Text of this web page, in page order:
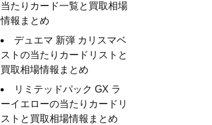
当たりカード一覧と買取相場
情報まとめ
デュエマ 新弾 カリスマベ
ストの当たりカードリストと
買取相場情報まとめ
リミテッドパック GX ラ
ーイエローの当たりカードリ
ストと買取相場情報まとめ